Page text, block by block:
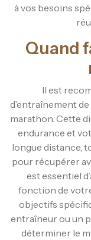
à vos besoins
Quand
Il est
d’entraînement
marathon. Cette
endurance et
longue distance,
pour récupérer
est essentiel
fonction de
objectifs
entraîneur ou un
déterminer le